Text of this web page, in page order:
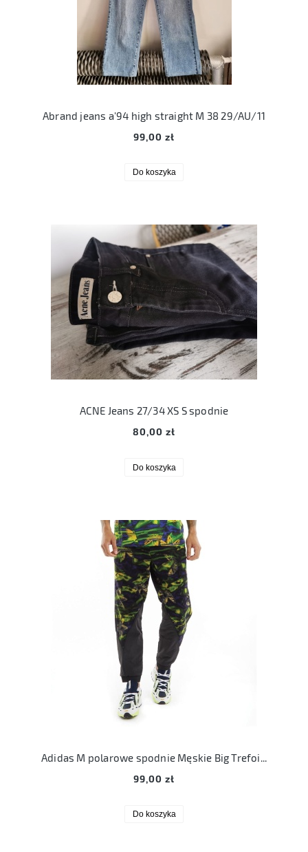
Abrand jeans a'94 high straight M 38 29/AU/11
99,00 zł
Do koszyka
ACNE Jeans 27/34 XS S spodnie
80,00 zł
Do koszyka
Adidas M polarowe spodnie Męskie Big Trefoil Print Polar Fleece Spodnie
99,00 zł
Do koszyka